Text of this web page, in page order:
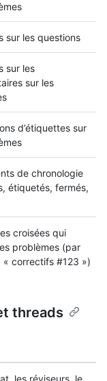
sur les questions
sur les
sur les
d’étiquettes sur
de chronologie
étiquetés, fermés,
croisées qui
problèmes (par
« correctifs #123 »)
threads